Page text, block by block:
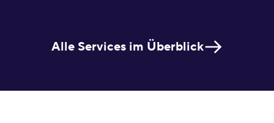
Alle Services im Überblick